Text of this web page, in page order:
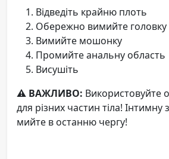
Відведіть крайню плоть
Обережно вимийте головку
Вимийте мошонку
Промийте анальну область
Висушіть
⚠️ ВАЖЛИВО: Використовуйте
для різних частин тіла! Інтимну
мийте в останню чергу!